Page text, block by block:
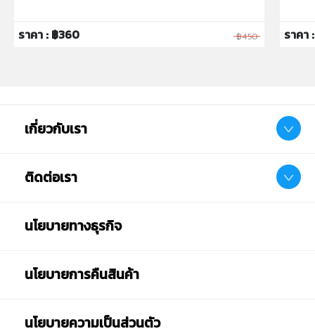
ห้ามแยกชิ้นส่วนออกจากกัน ชิ้นส่วนมีขนาดเล็ก เด็กควรใช้
ราคา : ฿360 ฿450 ราคา
เกี่ยวกับเรา
ติดต่อเรา
นโยบายทางธุรกิจ
นโยบายการคืนสินค้า
นโยบายความเป็นส่วนตัว